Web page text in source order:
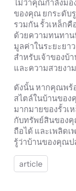
ไม่ว่าคุณกำลังมอ
ของคุณ ยกระดับ
รวมกัน รั้วเหล็ก
ด้วยความทนทาน
มูลค่าในระยะยา
สำหรับเจ้าของบ้
และความสวยง
ดังนั้น หากคุณพร้
สไตล์ในบ้านขอ
มากมายของรั้วเ
กับทรัพย์สินของคุ
ถือได้ และเพลิด
รู้ว่าบ้านของคุณป
article